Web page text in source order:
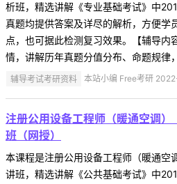
析班，精选讲解《专业基础考试》中
真题均提供答案及详尽的解析，方便学
点，也可据此检测复习效果。【辅导内
情，讲解历年真题分值分布、命题规律
辅导考试考研资料 本站小编 Free考研
注册公用设备工程师（暖通空调
班（网授）
本课程是注册公用设备工程师（暖通空
讲班，精选讲解《公共基础考试》中